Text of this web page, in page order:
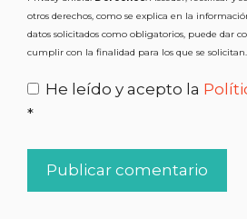
otros derechos, como se explica en la
datos solicitados como obligatorios, puede dar
cumplir con la finalidad para los que se solicitan.
He leído y acepto la
*